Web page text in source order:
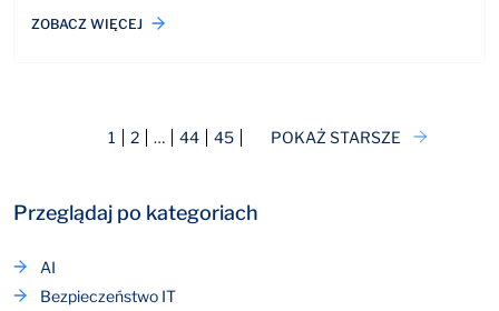
ZOBACZ WIĘCEJ
1 2 … 44 45 POKAŻ STARSZE
Przeglądaj po kategoriach
AI
Bezpieczeństwo IT